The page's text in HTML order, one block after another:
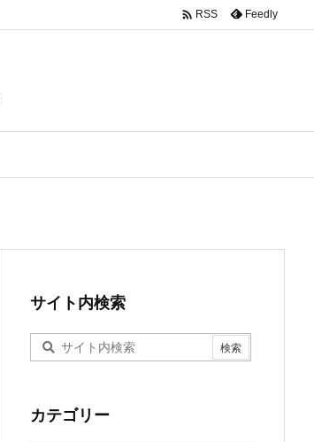
 RSS Feedly
サイト内検索
カテゴリー